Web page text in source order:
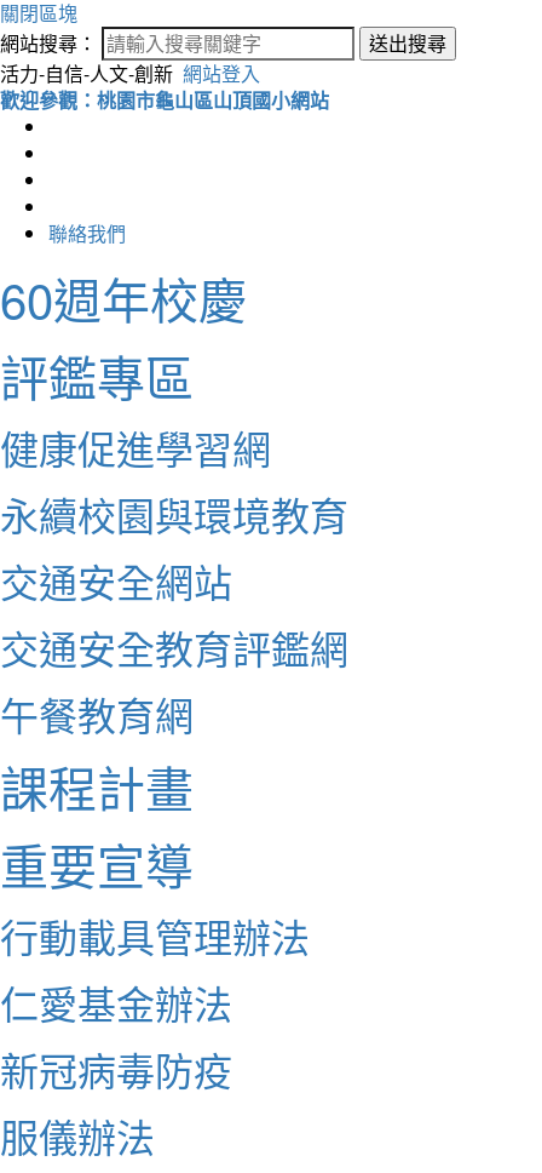
關閉區塊
網站搜尋：
送出搜尋
活力-自信-人文-創新 網站登入
歡迎參觀：桃園市龜山區山頂國小網站
聯絡我們
60週年校慶
評鑑專區
健康促進學習網
永續校園與環境教育
交通安全網站
交通安全教育評鑑網
午餐教育網
課程計畫
重要宣導
行動載具管理辦法
仁愛基金辦法
新冠病毒防疫
服儀辦法